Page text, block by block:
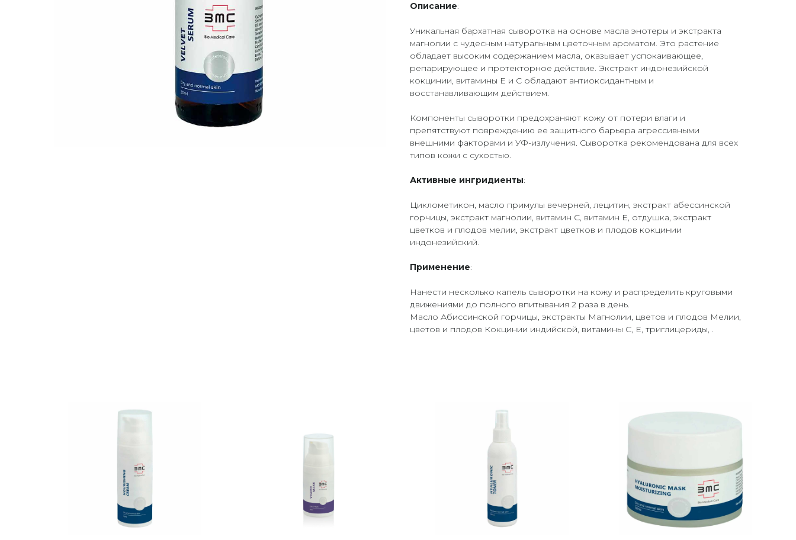
Описание:
Уникальная бархатная сыворотка на основе масла энотеры и экстракта
магнолии с чудесным натуральным цветочным ароматом. Это растение
обладает высоким содержанием масла, оказывает успокаивающее,
репарирующее и протекторное действие. Экстракт индонезийской
кокцинии, витамины Е и С обладают антиоксидантным и
восстанавливающим действием.
Компоненты сыворотки предохраняют кожу от потери влаги и
препятствуют повреждению ее защитного барьера агрессивными
внешними факторами и УФ-излучения. Сыворотка рекомендована для всех
типов кожи с сухостью.
Активные ингридиенты:
Циклометикон, масло примулы вечерней, лецитин, экстракт абессинской
горчицы, экстракт магнолии, витамин С, витамин Е, отдушка, экстракт
цветков и плодов мелии, экстракт цветков и плодов кокцинии
индонезийский.
Применение:
Нанести несколько капель сыворотки на кожу и распределить круговыми
движениями до полного впитывания 2 раза в день.
Масло Абиссинской горчицы, экстракты Магнолии, цветов и плодов Мелии,
цветов и плодов Кокцинии индийской, витамины С, Е, триглицериды, .